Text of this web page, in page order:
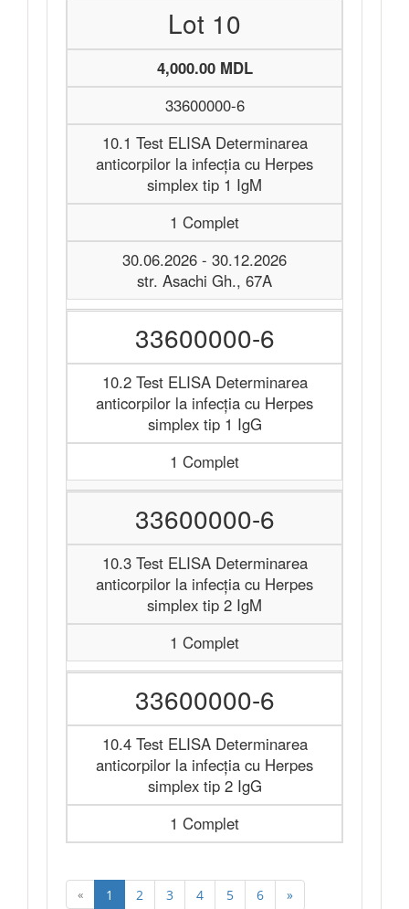
Lot 10
4,000.00 MDL
33600000-6
10.1 Test ELISA Determinarea
anticorpilor la infecția cu Herpes
simplex tip 1 IgM
1 Complet
30.06.2026 - 30.12.2026
str. Asachi Gh., 67A
33600000-6
10.2 Test ELISA Determinarea
anticorpilor la infecția cu Herpes
simplex tip 1 IgG
1 Complet
33600000-6
10.3 Test ELISA Determinarea
anticorpilor la infecția cu Herpes
simplex tip 2 IgM
1 Complet
33600000-6
10.4 Test ELISA Determinarea
anticorpilor la infecția cu Herpes
simplex tip 2 IgG
1 Complet
« 1 2 3 4 5 6 »